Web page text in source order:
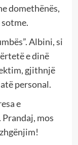
domethënës,
Albini, si
e dinë
gjithnjë
personal.
e
mos